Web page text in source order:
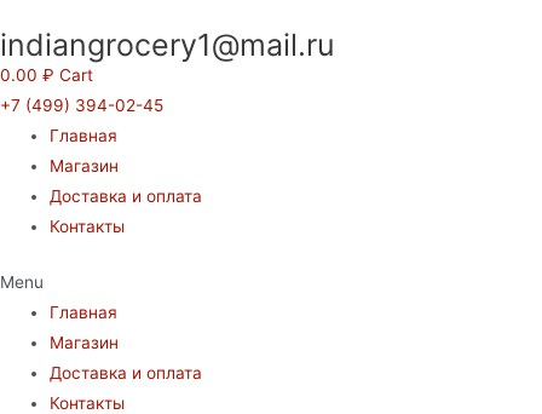
к
содержимому
indiangrocery1@mail.ru
0.00 ₽ Cart
+7 (499) 394-02-45
Главная
Магазин
Доставка и оплата
Контакты
Menu
Главная
Магазин
Доставка и оплата
Контакты